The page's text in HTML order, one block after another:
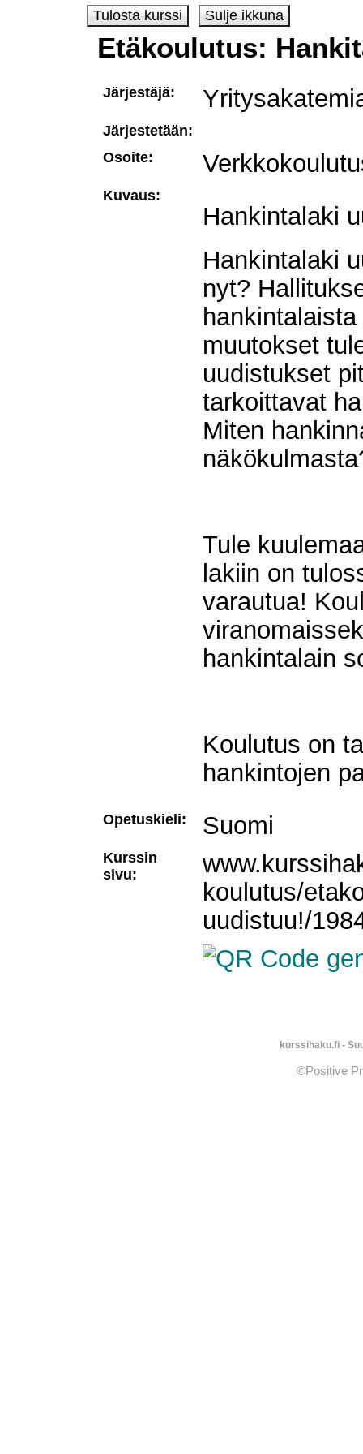
Etäkoulutus:
Järjestäjä:
Järjestetään:
Osoite:
Kuvaus:
Hankintalaki
Hankintalaki
nyt?
muutokset
uudistukset
tarkoittavat
Miten
Tule
lakiin on
varautua!
hankintalain
Koulutus on
hankintojen
Opetuskieli: Suomi
Kurssin
sivu:
koulutus/
uudistuu!/
kurssihaku.fi -
©Positive